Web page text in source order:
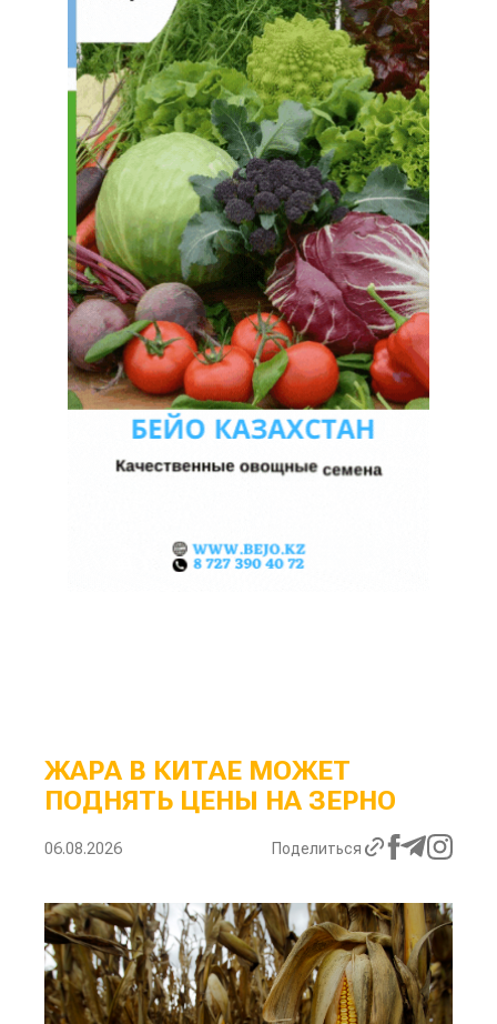
ЖАРА В КИТАЕ МОЖЕТ
ПОДНЯТЬ ЦЕНЫ НА ЗЕРНО
06.08.2026 Поделиться